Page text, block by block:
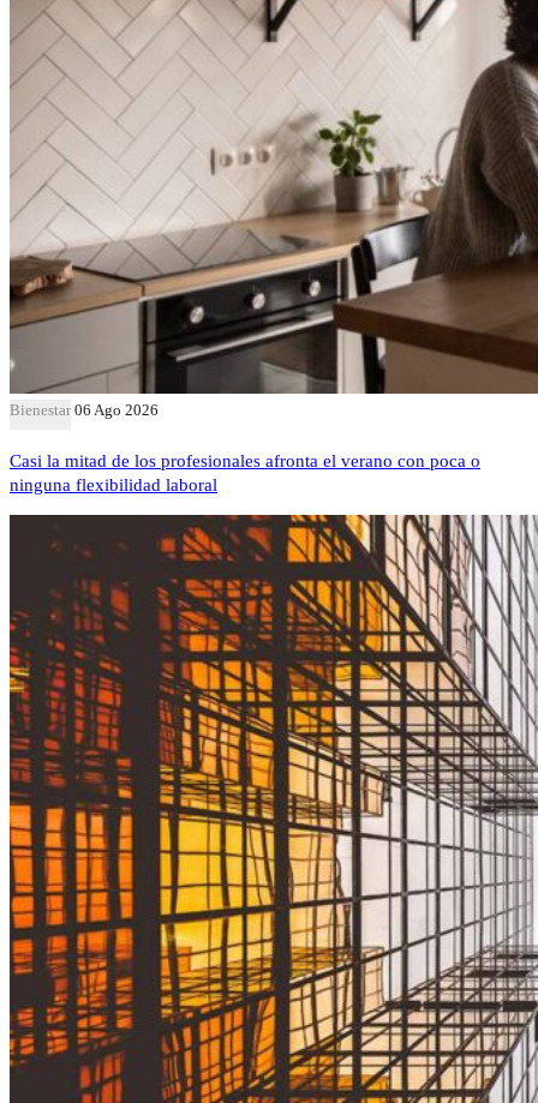
Bienestar 06 Ago 2026
Casi la mitad de los profesionales afronta el verano con poca o
ninguna flexibilidad laboral